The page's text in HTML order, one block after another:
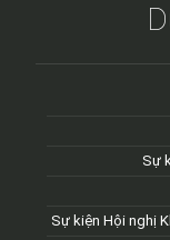
Sự
Sự kiện Hội nghị